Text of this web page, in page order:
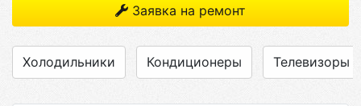
Заявка на ремонт
Холодильники Кондиционеры Телевизоры